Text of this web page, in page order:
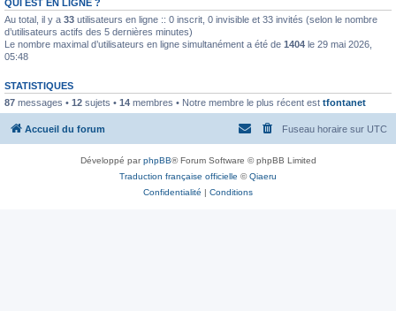
QUI EST EN LIGNE ?
Au total, il y a 33 utilisateurs en ligne :: 0 inscrit, 0 invisible et 33 invités (selon le nombre
d’utilisateurs actifs des 5 dernières minutes)
Le nombre maximal d’utilisateurs en ligne simultanément a été de 1404 le 29 mai 2026,
05:48
STATISTIQUES
87 messages • 12 sujets • 14 membres • Notre membre le plus récent est tfontanet
Accueil du forum Fuseau horaire sur UTC
Développé parphpBB® Forum Software © phpBB Limited
Traduction française officielle ©Qiaeru
Confidentialité | Conditions